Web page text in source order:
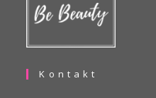
Kontakt